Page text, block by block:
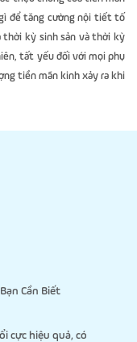
để tăng cường nội tiết tố
thời kỳ sinh sản và thời kỳ
tất yếu đối với mọi phụ
tiền mãn kinh xảy ra khi
Cần Biết
cực hiệu quả, có